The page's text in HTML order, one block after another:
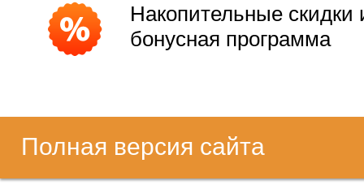
Накопительные скидки
бонусная программа
Полная версия сайта